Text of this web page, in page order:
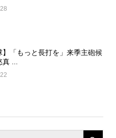
】「もっと長打を」来季主砲候
...